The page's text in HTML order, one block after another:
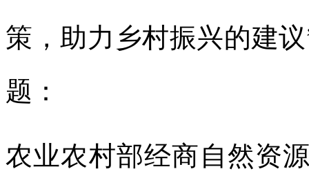
策，助力乡村振兴的建
题：
农业农村部经商自然资